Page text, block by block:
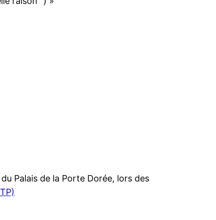
Palais de la Porte Dorée, lors des